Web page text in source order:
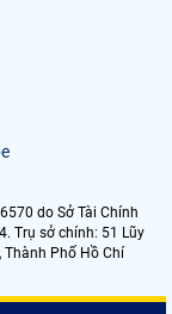
do Sở Tài Chính
Trụ sở chính: 51 Lũy
Thành Phố Hồ Chí